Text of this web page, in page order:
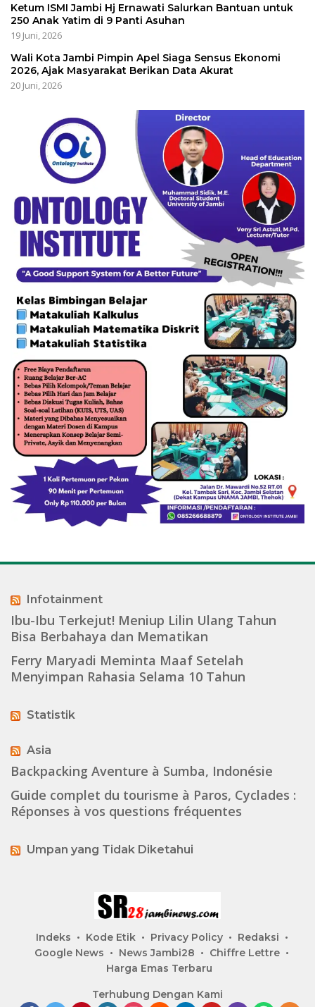
Ketum ISMI Jambi Hj Ernawati Salurkan Bantuan untuk
250 Anak Yatim di 9 Panti Asuhan
19 Juni, 2026
Wali Kota Jambi Pimpin Apel Siaga Sensus Ekonomi
2026, Ajak Masyarakat Berikan Data Akurat
20 Juni, 2026
Infotainment
Ibu-Ibu Terkejut! Meniup Lilin Ulang Tahun
Bisa Berbahaya dan Mematikan
Ferry Maryadi Meminta Maaf Setelah
Menyimpan Rahasia Selama 10 Tahun
Statistik
Asia
Backpacking Aventure à Sumba, Indonésie
Guide complet du tourisme à Paros, Cyclades :
Réponses à vos questions fréquentes
Umpan yang Tidak Diketahui
Indeks Kode Etik Privacy Policy
Redaksi
Google News
News Jambi28
Chiffre Lettre
Harga Emas Terbaru
Terhubung Dengan Kami